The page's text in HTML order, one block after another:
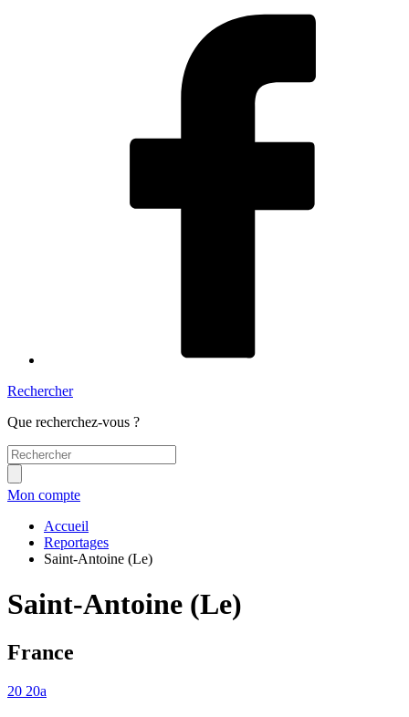
Rechercher
Que recherchez-vous ?
Mon compte
Accueil
Reportages
Saint-Antoine (Le)
Saint-Antoine (Le)
France
20 20a